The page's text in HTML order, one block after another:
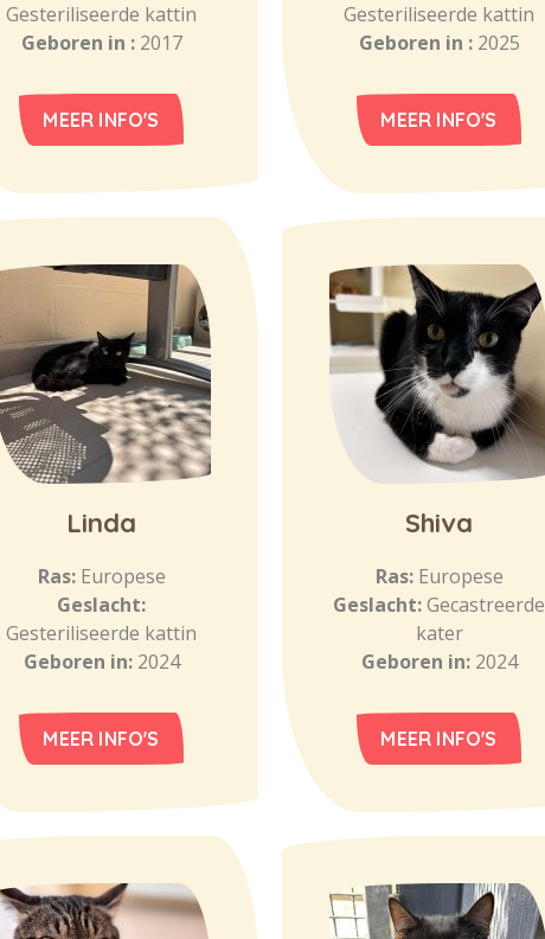
Gesteriliseerde kattin
Geboren in : 2017
MEER INFO'S
Gesteriliseerde kattin
Geboren in : 2025
MEER INFO'S
Linda
Ras: Europese
Geslacht:
Gesteriliseerde kattin
Geboren in: 2024
MEER INFO'S
Shiva
Ras: Europese
Geslacht:Gecastreerde
kater
Geboren in: 2024
MEER INFO'S